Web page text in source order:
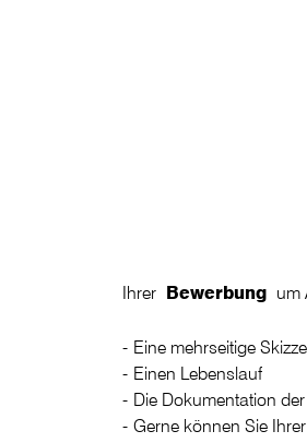
Ihrer Bewerbung um
Eine mehrseitige
Einen Lebenslauf
Die Dokumentation
Gerne können Sie